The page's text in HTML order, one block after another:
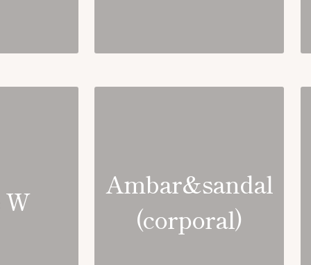
W
Ambar&sandal
(corporal)